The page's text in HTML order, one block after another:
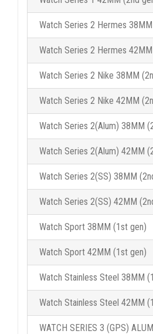
Watch Series 2 Hermes
Watch Series 2 Hermes
Watch Series 2 Nike 38MM
Watch Series 2 Nike 42MM
Watch Series 2(Alum) 38MM
Watch Series 2(Alum) 42MM
Watch Series 2(SS) 38MM
Watch Series 2(SS) 42MM
Watch Sport 38MM (1st gen)
Watch Sport 42MM (1st gen)
Watch Stainless Steel 38MM
Watch Stainless Steel 42MM
WATCH SERIES 3 (GPS)